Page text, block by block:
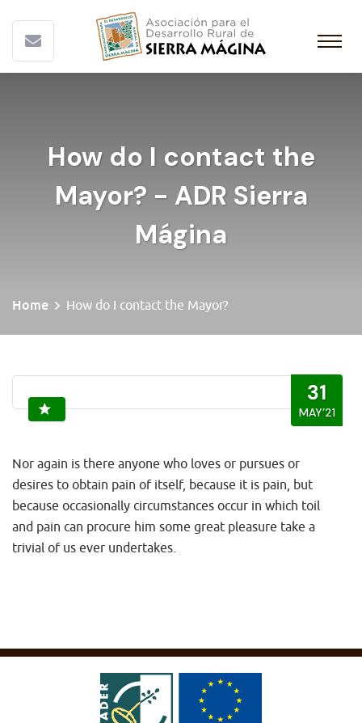
How do I contact the
Mayor? - ADR Sierra
Mágina
Home How do I contact the Mayor?
31
MAY’21
Nor again is there anyone who loves or pursues or
desires to obtain pain of itself, because it is pain, but
because occasionally circumstances occur in which toil
and pain can procure him some great pleasure take a
trivial of us ever undertakes.